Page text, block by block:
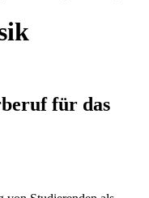
für das